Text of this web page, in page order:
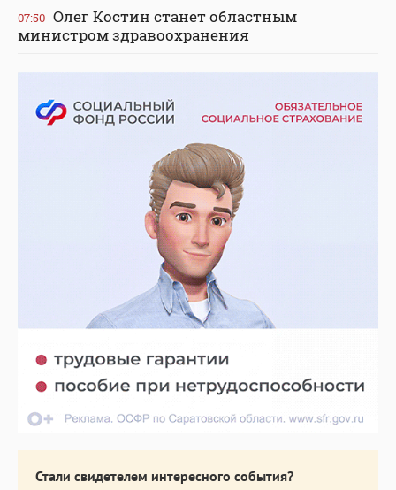
07:50 Олег Костин станет областным
министром здравоохранения
Стали свидетелем интересного события?